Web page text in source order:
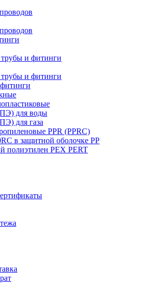
и фитинги
и фитинги
для воды
для газа
PPR (PPRC)
в защитной оболочке PP
полиэтилен PEX PERT